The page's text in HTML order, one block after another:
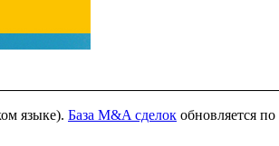
языке). База M&A сделок обновляется